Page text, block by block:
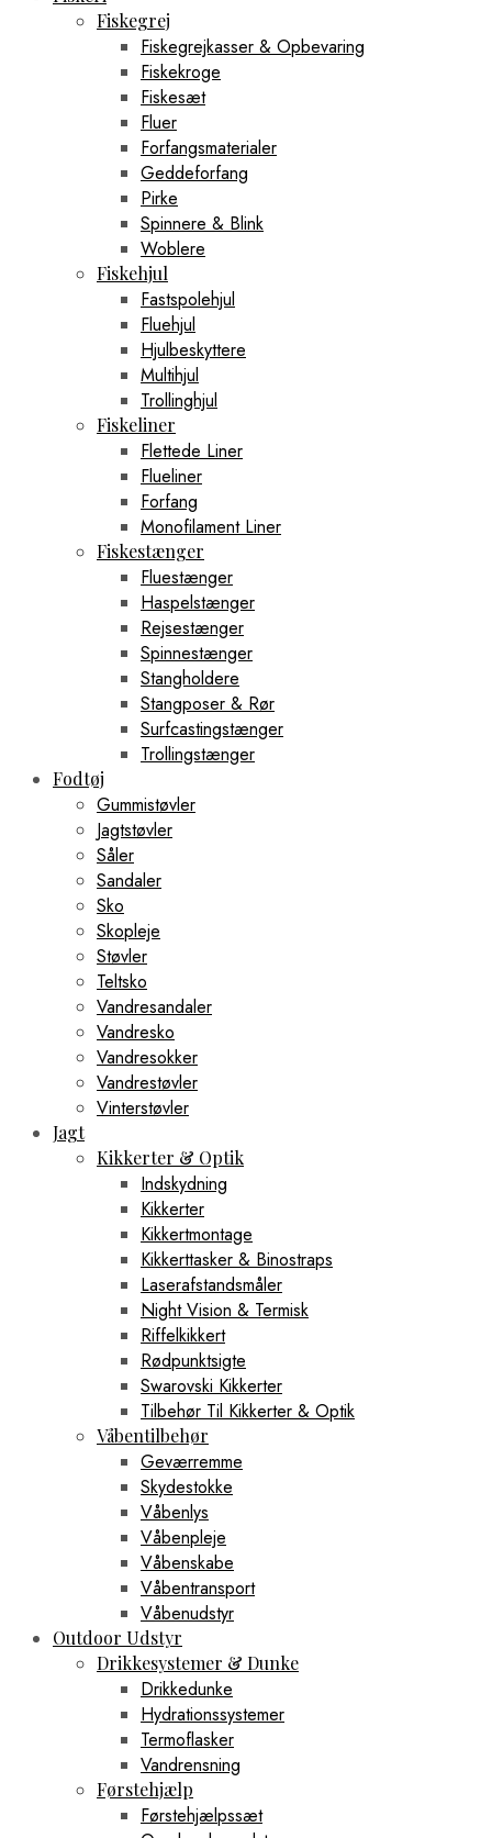
Fiskegrej
Fiskegrejkasser & Opbevaring
Fiskekroge
Fiskesæt
Fluer
Forfangsmaterialer
Geddeforfang
Pirke
Spinnere & Blink
Woblere
Fiskehjul
Fastspolehjul
Fluehjul
Hjulbeskyttere
Multihjul
Trollinghjul
Fiskeliner
Flettede Liner
Flueliner
Forfang
Monofilament Liner
Fiskestænger
Fluestænger
Haspelstænger
Rejsestænger
Spinnestænger
Stangholdere
Stangposer & Rør
Surfcastingstænger
Trollingstænger
Fodtøj
Gummistøvler
Jagtstøvler
Såler
Sandaler
Sko
Skopleje
Støvler
Teltsko
Vandresandaler
Vandresko
Vandresokker
Vandrestøvler
Vinterstøvler
Jagt
Kikkerter & Optik
Indskydning
Kikkerter
Kikkertmontage
Kikkerttasker & Binostraps
Laserafstandsmåler
Night Vision & Termisk
Riffelkikkert
Rødpunktsigte
Swarovski Kikkerter
Tilbehør Til Kikkerter & Optik
Våbentilbehør
Geværremme
Skydestokke
Våbenlys
Våbenpleje
Våbenskabe
Våbentransport
Våbenudstyr
Outdoor Udstyr
Drikkesystemer & Dunke
Drikkedunke
Hydrationssystemer
Termoflasker
Vandrensning
Førstehjælp
Førstehjælpssæt